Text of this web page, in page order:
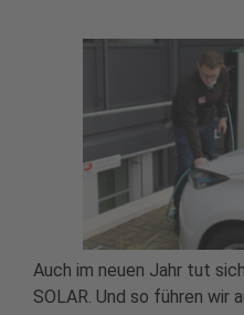
Auch im neuen Jahr tut
SOLAR. Und so führen wir